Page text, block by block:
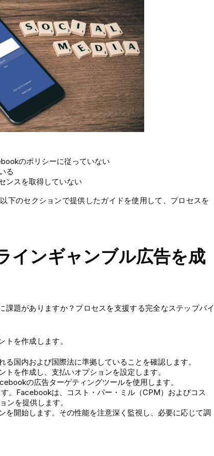
のポリシーに従っていない
る
ンスを取得していない
下のセクションで提供したガイドを使用して、プロセスを
インギャンブル広告を成
題がありますか？プロセスを支援する完全なステップバイ
を作成します。
国内および国際法に準拠していることを確認します。
を作成し、支払いオプションを設定します。
の広告ターゲティングツールを使用します。
。Facebookは、コスト・パー・ミル（CPM）およびコス
ンを提供します。
を開始します。その性能を注意深く監視し、必要に応じて調